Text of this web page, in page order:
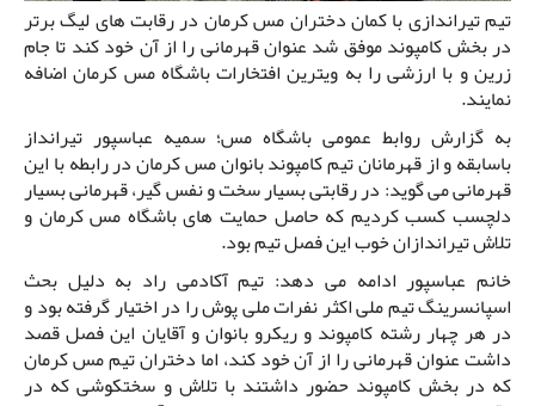
تیم تیراندازی با کمان دختران مس کرمان در رقابت های لیگ برتر
در بخش کامپوند موفق شد عنوان قهرمانی را از آن خود کند تا جام
زرین و با ارزشی را به ویترین افتخارات باشگاه مس کرمان اضافه
نمایند.
به گزارش روابط عمومی باشگاه مس؛ سمیه عباسپور تیرانداز
باسابقه و از قهرمانان تیم کامپوند بانوان مس کرمان در رابطه با این
قهرمانی می گوید: در رقابتی بسیار سخت و نفس گیر، قهرمانی بسیار
دلچسب کسب کردیم که حاصل حمایت های باشگاه مس کرمان و
تلاش تیراندازان خوب این فصل تیم بود.
خانم عباسپور ادامه می دهد: تیم آکادمی راد به دلیل بحث
اسپانسرینگ تیم ملی اکثر نفرات ملی پوش را در اختیار گرفته بود و
در هر چهار رشته کامپوند و ریکرو بانوان و آقایان این فصل قصد
داشت عنوان قهرمانی را از آن خود کند، اما دختران تیم مس کرمان
که در بخش کامپوند حضور داشتند با تلاش و سختکوشی که در